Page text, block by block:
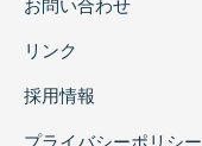
お問い合わせ
リンク
採用情報
プライバシーポリシー